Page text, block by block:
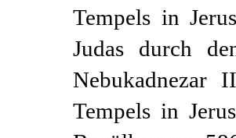
Tempels in
Judas durch
Nebukadnezar
Tempels in